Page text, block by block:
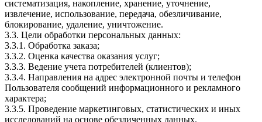
систематизация, накопление, хранение, уточнение,
извлечение, использование, передача, обезличивание,
блокирование, удаление, уничтожение.
3.3. Цели обработки персональных данных:
3.3.1. Обработка заказа;
3.3.2. Оценка качества оказания услуг;
3.3.3. Ведение учета потребителей (клиентов);
3.3.4. Направления на адрес электронной почты и телефон
Пользователя сообщений информационного и рекламного
характера;
3.3.5. Проведение маркетинговых, статистических и иных
исследований на основе обезличенных данных.